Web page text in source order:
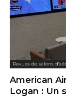
Revues de salons
American
Logan : Un